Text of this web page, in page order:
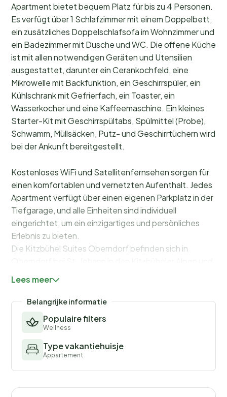
Apartment bietet bequem Platz für bis zu 4 Personen.
Es verfügt über 1 Schlafzimmer mit einem Doppelbett,
ein zusätzliches Doppelschlafsofa im Wohnzimmer und
ein Badezimmer mit Dusche und WC. Die offene Küche
ist mit allen notwendigen Geräten und Utensilien
ausgestattet, darunter ein Cerankochfeld, eine
Mikrowelle mit Backfunktion, ein Geschirrspüler, ein
Kühlschrank mit Gefrierfach, ein Toaster, ein
Wasserkocher und eine Kaffeemaschine. Ein kleines
Starter-Kit mit Geschirrspültabs, Spülmittel (Probe),
Schwamm, Müllsäcken, Putz- und Geschirrtüchern wird
bei der Ankunft bereitgestellt.
Kostenloses WiFi und Satellitenfernsehen sorgen für
einen komfortablen und vernetzten Aufenthalt. Jedes
Apartment verfügt über einen eigenen Parkplatz in der
Tiefgarage, und alle Einheiten sind individuell
eingerichtet, um ein einzigartiges und persönliches
Erlebnis zu bieten.
Die Kitzbühel Suites Oberndorf befinden sich in
Gäste haben Zugang zu einem Wellnessbereich mit
Saunas sowie freien Eintritt in die Badewelten in St.
Gästekarte, die Ermäßigungen und Vorteile bei nahe
Lees meer
Belangrijke informatie
Populaire filters
Wellness
Type vakantiehuisje
Appartement